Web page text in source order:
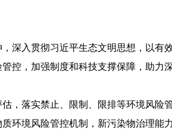
深入贯彻习近平生态文明思想，以有
控，加强制度和科技支撑保障，助力
，落实禁止、限制、限排等环境风
环境风险管控机制，新污染物治理能力